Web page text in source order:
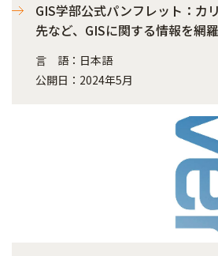
GIS学部公式パンフレット：カ
先など、GISに関する情報を網
言 語：日本語
公開日：2024年5月